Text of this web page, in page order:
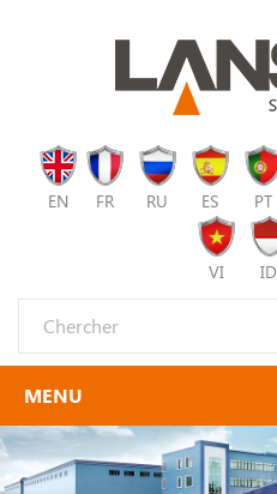
EN FR RU ES PT
VI ID